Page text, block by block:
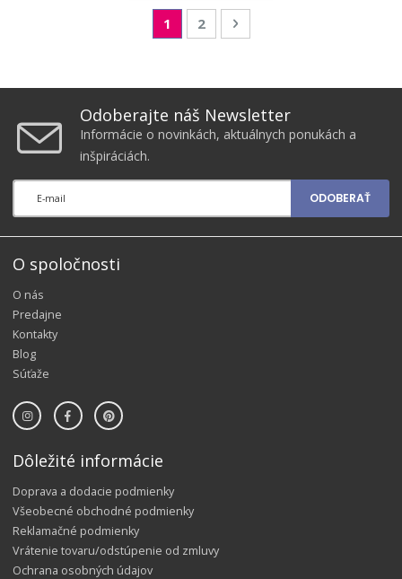
PageYou're currently reading page
1 Page
2 Page
Nasledujúca
Odoberajte náš Newsletter
Informácie o novinkách, aktuálnych ponukách a
inšpiráciách.
ODOBERAŤ
O spoločnosti
O nás
Predajne
Kontakty
Blog
Súťaže
Dôležité informácie
Doprava a dodacie podmienky
Všeobecné obchodné podmienky
Reklamačné podmienky
Vrátenie tovaru/odstúpenie od zmluvy
Ochrana osobných údajov